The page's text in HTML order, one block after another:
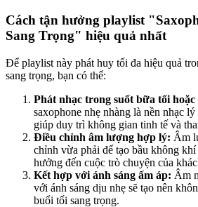
Cách tận hưởng playlist
Sang Trọng" hiệu quả nhất
Để playlist này phát huy tối đa hiệu quả
sang trọng, bạn có thể:
Phát nhạc trong suốt bữa tối hoặc
saxophone nhẹ nhàng là nền nhạc
giúp duy trì không gian tinh tế và
Điều chỉnh âm lượng hợp lý: Âm
chỉnh vừa phải để tạo bầu không
hưởng đến cuộc trò chuyện của
Kết hợp với ánh sáng ấm áp: Âm
với ánh sáng dịu nhẹ sẽ tạo nên
buổi tối sang trọng.